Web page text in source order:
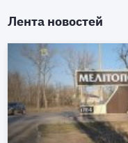
Лента новостей